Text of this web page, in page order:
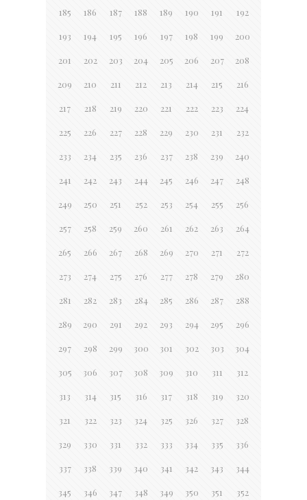
185 186 187 188 189 190 191 192
193 194 195 196 197 198 199 200
201 202 203 204 205 206 207 208
209 210 211 212 213 214 215 216
217 218 219 220 221 222 223 224
225 226 227 228 229 230 231 232
233 234 235 236 237 238 239 240
241 242 243 244 245 246 247 248
249 250 251 252 253 254 255 256
257 258 259 260 261 262 263 264
265 266 267 268 269 270 271 272
273 274 275 276 277 278 279 280
281 282 283 284 285 286 287 288
289 290 291 292 293 294 295 296
297 298 299 300 301 302 303 304
305 306 307 308 309 310 311 312
313 314 315 316 317 318 319 320
321 322 323 324 325 326 327 328
329 330 331 332 333 334 335 336
337 338 339 340 341 342 343 344
345 346 347 348 349 350 351 352